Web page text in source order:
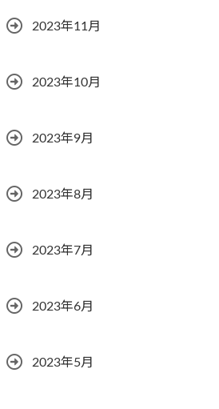
2023年11月
2023年10月
2023年9月
2023年8月
2023年7月
2023年6月
2023年5月